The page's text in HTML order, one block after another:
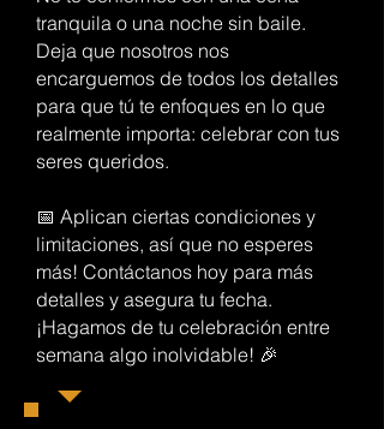
tranquila o una noche sin baile.
Deja que nosotros nos
encarguemos de todos los detalles
para que tú te enfoques en lo que
realmente importa: celebrar con tus
seres queridos.
📅 Aplican ciertas condiciones y
limitaciones, así que no esperes
más! Contáctanos hoy para más
detalles y asegura tu fecha.
¡Hagamos de tu celebración entre
semana algo inolvidable! 🎉